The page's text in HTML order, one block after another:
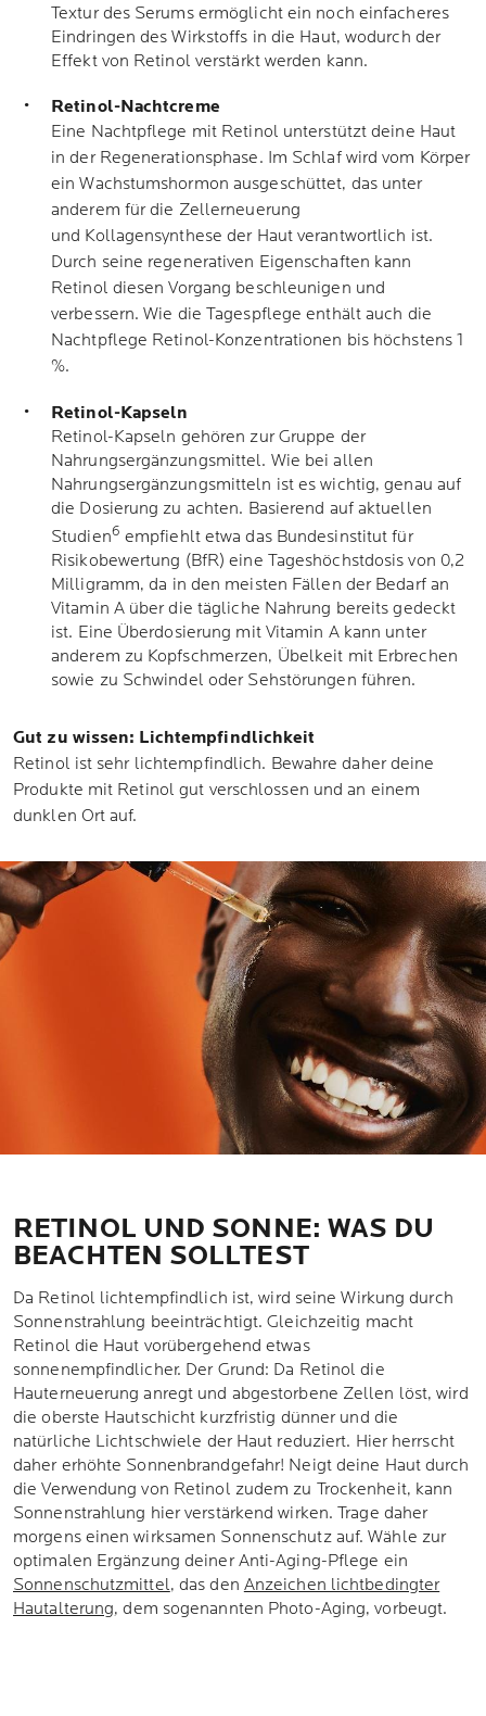
Textur des Serums ermöglicht ein noch einfacheres
Eindringen des Wirkstoffs in die Haut, wodurch der
Effekt von Retinol verstärkt werden kann.
Retinol-Nachtcreme
Eine Nachtpflege mit Retinol unterstützt deine Haut
in der Regenerationsphase. Im Schlaf wird vom Körper
ein Wachstumshormon ausgeschüttet, das unter
anderem für die Zellerneuerung
und Kollagensynthese der Haut verantwortlich ist.
Durch seine regenerativen Eigenschaften kann
Retinol diesen Vorgang beschleunigen und
verbessern. Wie die Tagespflege enthält auch die
Nachtpflege Retinol-Konzentrationen bis höchstens 1
%.
Retinol-Kapseln
Retinol-Kapseln gehören zur Gruppe der
Nahrungsergänzungsmittel. Wie bei allen
Nahrungsergänzungsmitteln ist es wichtig, genau auf
die Dosierung zu achten. Basierend auf aktuellen
Studien6 empfiehlt etwa das Bundesinstitut für
Risikobewertung (BfR) eine Tageshöchstdosis von 0,2
Milligramm, da in den meisten Fällen der Bedarf an
Vitamin A über die tägliche Nahrung bereits gedeckt
ist. Eine Überdosierung mit Vitamin A kann unter
anderem zu Kopfschmerzen, Übelkeit mit Erbrechen
sowie zu Schwindel oder Sehstörungen führen.
Gut zu wissen: Lichtempfindlichkeit
Retinol ist sehr lichtempfindlich. Bewahre daher deine
Produkte mit Retinol gut verschlossen und an einem
dunklen Ort auf.
RETINOL UND SONNE: WAS DU
BEACHTEN SOLLTEST
Da Retinol lichtempfindlich ist, wird seine Wirkung durch
Sonnenstrahlung beeinträchtigt. Gleichzeitig macht
Retinol die Haut vorübergehend etwas
sonnenempfindlicher. Der Grund: Da Retinol die
Hauterneuerung anregt und abgestorbene Zellen löst, wird
die oberste Hautschicht kurzfristig dünner und die
natürliche Lichtschwiele der Haut reduziert. Hier herrscht
daher erhöhte Sonnenbrandgefahr! Neigt deine Haut durch
die Verwendung von Retinol zudem zu Trockenheit, kann
Sonnenstrahlung hier verstärkend wirken. Trage daher
morgens einen wirksamen Sonnenschutz auf. Wähle zur
optimalen Ergänzung deiner Anti-Aging-Pflege ein
Sonnenschutzmittel, das den Anzeichen lichtbedingter
Hautalterung, dem sogenannten Photo-Aging, vorbeugt.